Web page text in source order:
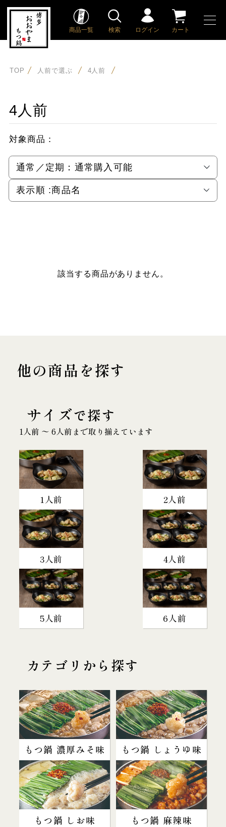
商品一覧 検索 ログイン カート
TOP 人前で選ぶ 4人前
4人前
対象商品：
通常／定期： 通常購入可能
表示順 :商品名
該当する商品がありません。
他の商品を探す
サイズで探す
1人前 〜 6人前まで取り揃えています
1人前 2人前
3人前 4人前
5人前 6人前
カテゴリから探す
もつ鍋 濃厚みそ味 もつ鍋 しょうゆ味
もつ鍋 しお味 もつ鍋 麻辣味